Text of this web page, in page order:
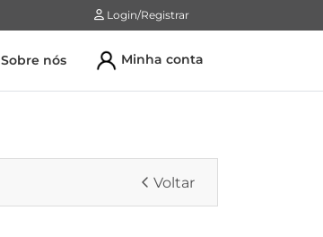
Login/Registrar
Login/Registrar
Sobre nós Minha conta
Voltar